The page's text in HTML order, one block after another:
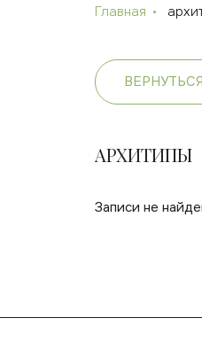
Главная
АРХИТИПЫ
Записи не